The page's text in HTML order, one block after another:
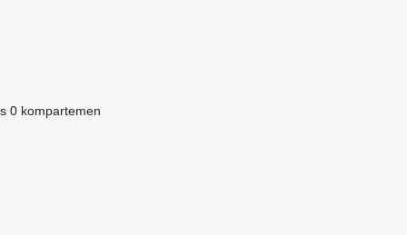
0 kompartemen